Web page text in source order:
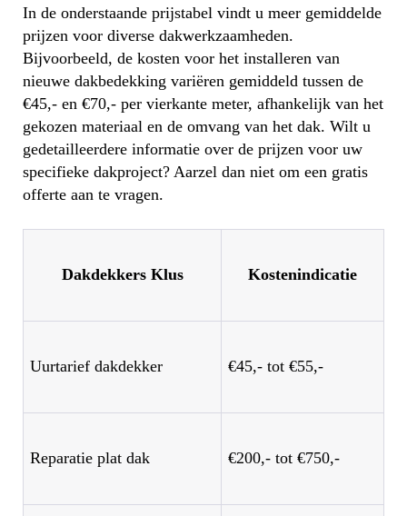
In de onderstaande prijstabel vindt u meer gemiddelde
prijzen voor diverse dakwerkzaamheden.
Bijvoorbeeld, de kosten voor het installeren van
nieuwe dakbedekking variëren gemiddeld tussen de
€45,- en €70,- per vierkante meter, afhankelijk van het
gekozen materiaal en de omvang van het dak. Wilt u
gedetailleerdere informatie over de prijzen voor uw
specifieke dakproject? Aarzel dan niet om een gratis
offerte aan te vragen.
Dakdekkers Klus Kostenindicatie
Uurtarief dakdekker €45,- tot €55,-
Reparatie plat dak €200,- tot €750,-